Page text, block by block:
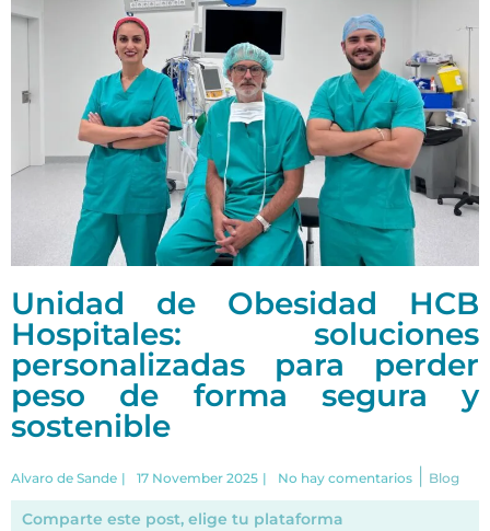
Unidad de Obesidad HCB
Hospitales: soluciones
personalizadas para perder
peso de forma segura y
sostenible
Alvaro de Sande | 17 November 2025 | No hay comentarios Blog
Comparte este post, elige tu plataforma